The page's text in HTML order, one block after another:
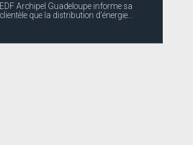
EDF Archipel Guadeloupe informe sa
clientèle que la distribution d’énergie...